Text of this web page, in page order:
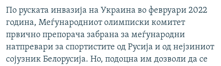
По руската инвазија на Украина во февруари 2022
година, Меѓународниот олимписки комитет
првично препорача забрана за меѓународни
натпревари за спортистите од Русија и од нејзиниот
сојузник Белорусија. Но, подоцна им дозволи да се